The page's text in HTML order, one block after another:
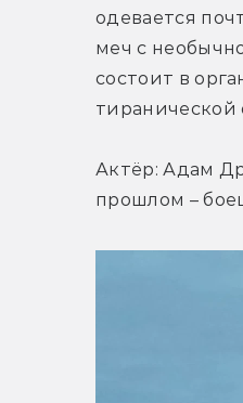
одевается
меч с
состоит в
тиранической
Актёр: Адам
прошлом –